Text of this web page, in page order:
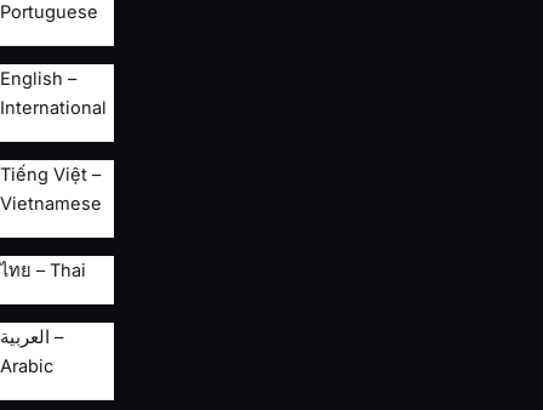
Portuguese
English –
International
Tiếng Việt –
Vietnamese
ไทย – Thai
العربية –
Arabic